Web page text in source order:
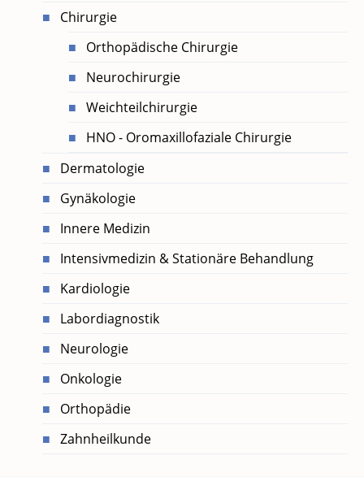
Chirurgie
Orthopädische Chirurgie
Neurochirurgie
Weichteilchirurgie
HNO - Oromaxillofaziale Chirurgie
Dermatologie
Gynäkologie
Innere Medizin
Intensivmedizin & Stationäre Behandlung
Kardiologie
Labordiagnostik
Neurologie
Onkologie
Orthopädie
Zahnheilkunde